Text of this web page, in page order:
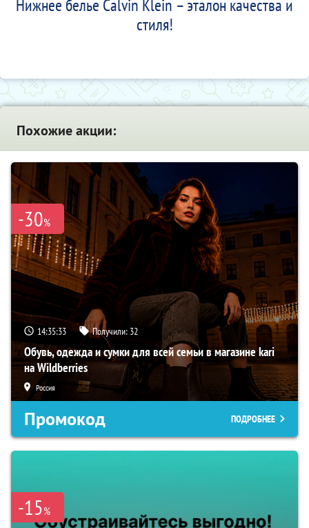
Нижнее белье Calvin Klein – эталон качества и
стиля!
Похожие акции:
-30%
14:35:32 Получили: 32
Обувь, одежда и сумки для всей семьи в магазине kari
на Wildberries
Россия
Промокод ПОДРОБНЕЕ
-15%